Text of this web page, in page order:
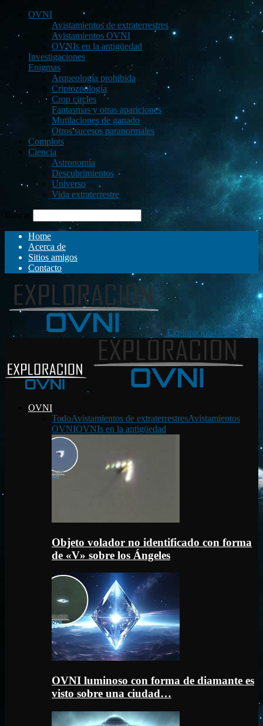
OVNI
Avistamientos de extraterrestres
Avistamientos OVNI
OVNIs en la antigüedad
Investigaciones
Enigmas
Arqueología prohibida
Criptozoología
Crop circles
Fantasmas y otras apariciones
Mutilaciones de ganado
Otros sucesos paranormales
Complots
Ciencia
Astronomía
Descubrimientos
Universo
Vida extraterrestre
Buscar
Home
Acerca de
Sitios amigos
Contacto
Exploración OVNI
OVNI
TodoAvistamientos de extraterrestresAvistamientos
OVNIOVNIs en la antigüedad
Objeto volador no identificado con forma
de «V» sobre los Ángeles
OVNI luminoso con forma de diamante es
visto sobre una ciudad…